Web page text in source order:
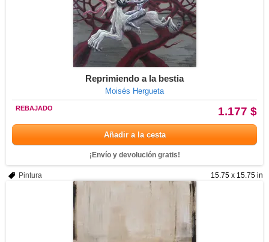
Reprimiendo a la bestia
Moisés Hergueta
1.177 $
REBAJADO
Añadir a la cesta
¡Envío y devolución gratis!
15.75 x 15.75 in
Pintura